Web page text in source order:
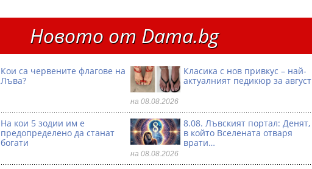
Новото от Dama.bg
Кои са червените флагове на
Лъва?
Класика с нов привкус – най-
актуалният педикюр за август
на 08.08.2026
На кои 5 зодии им е
предопределено да станат
богати
8.08. Лъвският портал: Денят,
в който Вселената отваря
врати…
на 08.08.2026